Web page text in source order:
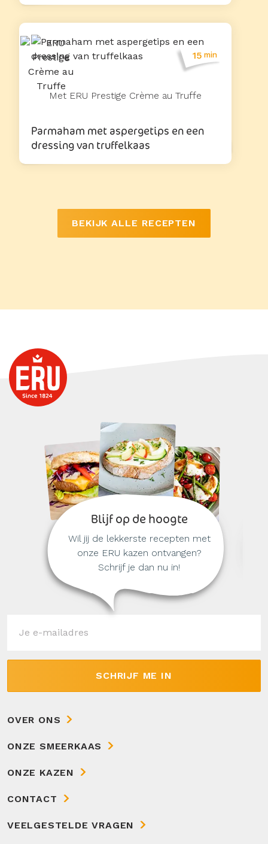
15 min
Met ERU Prestige Crème au Truffe
Parmaham met aspergetips en een
dressing van truffelkaas
BEKIJK ALLE RECEPTEN
OVER ONS
ONZE SMEERKAAS
ONZE KAZEN
CONTACT
VEELGESTELDE VRAGEN
Blijf op de hoogte
Wil jij de lekkerste recepten met
onze ERU kazen ontvangen?
Schrijf je dan nu in!
SCHRIJF ME IN